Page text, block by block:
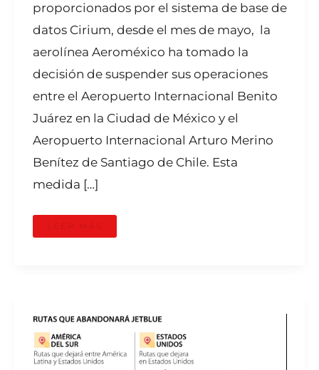
proporcionados por el sistema de base de
datos Cirium, desde el mes de mayo, la
aerolínea Aeroméxico ha tomado la
decisión de suspender sus operaciones
entre el Aeropuerto Internacional Benito
Juárez en la Ciudad de México y el
Aeropuerto Internacional Arturo Merino
Benítez de Santiago de Chile. Esta
medida […]
LEER MÁS
JETBLUE
ELIMINARÁ
RUTAS
DENTRO
DE
EE.UU.